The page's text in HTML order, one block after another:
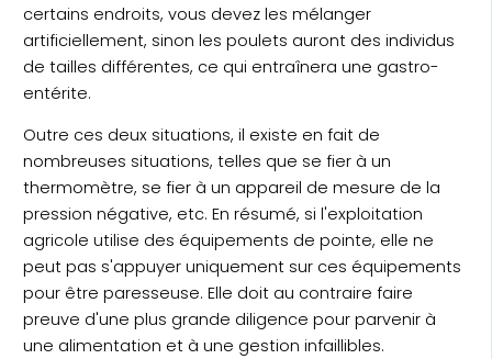
certains endroits, vous devez les mélanger
artificiellement, sinon les poulets auront des individus
de tailles différentes, ce qui entraînera une gastro-
entérite.
Outre ces deux situations, il existe en fait de
nombreuses situations, telles que se fier à un
thermomètre, se fier à un appareil de mesure de la
pression négative, etc. En résumé, si l'exploitation
agricole utilise des équipements de pointe, elle ne
peut pas s'appuyer uniquement sur ces équipements
pour être paresseuse. Elle doit au contraire faire
preuve d'une plus grande diligence pour parvenir à
une alimentation et à une gestion infaillibles.